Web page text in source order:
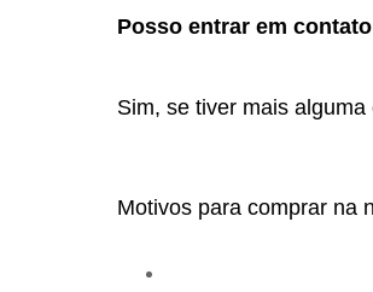
Posso entrar em
Sim, se tiver mais
Motivos para comprar na